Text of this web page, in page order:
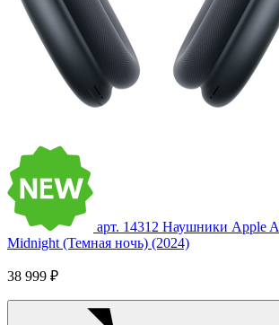
арт. 14312 Наушники Apple
Midnight (Темная ночь) (2024)
38 999 ₽